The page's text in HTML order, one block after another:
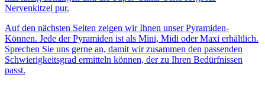
Nervenkitzel pur.
Auf den nächsten Seiten zeigen wir Ihnen unser Pyramiden-
Können. Jede der Pyramiden ist als Mini, Midi oder Maxi erhältlich.
Sprechen Sie uns gerne an, damit wir zusammen den passenden
Schwierigkeitsgrad ermitteln können, der zu Ihren Bedürfnissen
passt.